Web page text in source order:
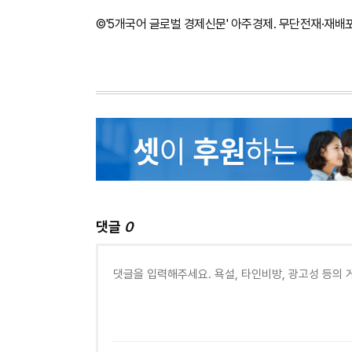
©'5개국어 글로벌 경제신문' 아주경제. 무단전재·재배
댓글 0